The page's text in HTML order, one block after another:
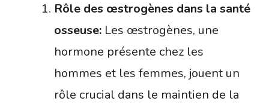
Rôle des œstrogènes dans la santé
osseuse: Les œstrogènes, une
hormone présente chez les
hommes et les femmes, jouent un
rôle crucial dans le maintien de la